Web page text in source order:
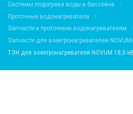
Системы подогрева воды в бассейне
Проточные водонагреватели
Запчасти к проточным водонагревателям
Запчасти для электронагревателей
ТЭН для электронагревателя NOVUM 18,0